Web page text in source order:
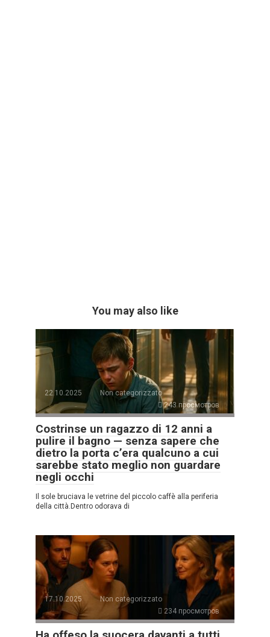
You may also like
22.10.2025
Non categorizzato
243 просмотров
Costrinse un ragazzo di 12 anni a
pulire il bagno — senza sapere che
dietro la porta c’era qualcuno a cui
sarebbe stato meglio non guardare
negli occhi
Il sole bruciava le vetrine del piccolo caffè alla periferia
della città.Dentro odorava di
17.10.2025
Non categorizzato
234 просмотров